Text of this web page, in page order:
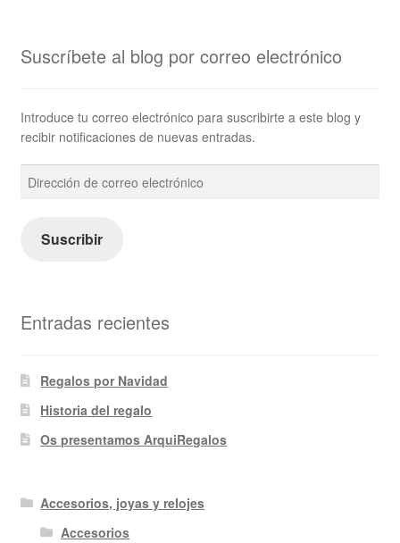
Suscríbete al blog por correo electrónico
Introduce tu correo electrónico para suscribirte a este blog y
recibir notificaciones de nuevas entradas.
de
electrónico
Suscribir
Entradas recientes
Regalos por Navidad
Historia del regalo
Os presentamos ArquiRegalos
Accesorios, joyas y relojes
Accesorios